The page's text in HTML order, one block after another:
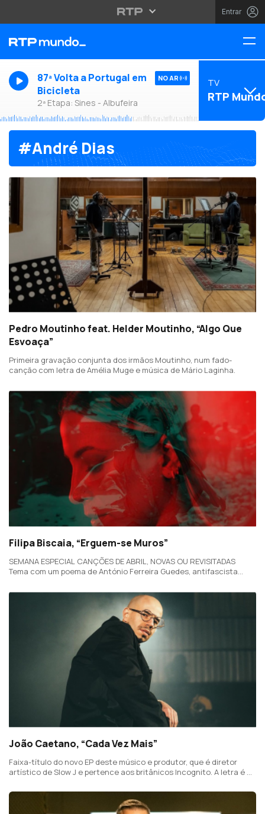
Entrar
87ª Volta a Portugal em
Bicicleta
2ª Etapa: Sines - Albufeira
NO AR TV
RTP
#André Dias
Pedro Moutinho feat. Helder Moutinho, “Algo Que
Esvoaça”
Primeira gravação conjunta dos irmãos Moutinho, num fado-
canção com letra de Amélia Muge e música de Mário Laginha.
Filipa Biscaia, “Erguem-se Muros”
SEMANA ESPECIAL CANÇÕES DE ABRIL, NOVAS OU REVISITADAS
Tema com um poema de António Ferreira Guedes, antifascista
para lutarmos pela liberdade.
João Caetano, “Cada Vez Mais”
Faixa-título do novo EP deste músico e produtor, que é diretor
artístico de Slow J e pertence aos britânicos Incognito. A letra é do